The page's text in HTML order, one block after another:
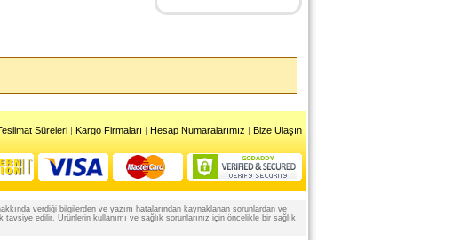
Süreleri | Kargo Firmaları | Hesap Numaralarımız | Bize Ulaşın
verdiği bilgilerden ve yazım hatalarından kaynaklanan sorunlardan ve
edilir. Ürünlerin kullanımı ve sağlık sorunlarınız için öncelikle bir sağlık